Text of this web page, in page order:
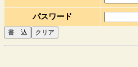
パスワード